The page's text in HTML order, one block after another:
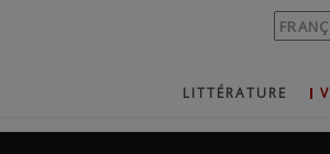
LITTÉRATURE